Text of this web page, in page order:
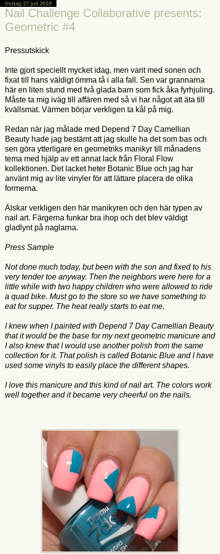
fredag 27 juli 2018
Nail Challenge Collaborative presents:
Geometric #4
Pressutskick
Inte gjort speciellt mycket idag, men varit med sonen och
fixat till hans väldigt ömma tå i alla fall. Sen var grannarna
här en liten stund med två glada barn som fick åka fyrhjuling.
Måste ta mig iväg till affären med så vi har något att äta till
kvällsmat. Värmen börjar verkligen ta kål på mig.
Redan när jag målade med Depend 7 Day Camellian
Beauty hade jag bestämt att jag skulle ha det som bas och
sen göra ytterligare en geometriks manikyr till månadens
tema med hjälp av ett annat lack från Floral Flow
kollektionen. Det lacket heter Botanic Blue och jag har
använt mig av lite vinyler för att lättare placera de olika
formerna.
Älskar verkligen den här manikyren och den här typen av
nail art. Färgerna funkar bra ihop och det blev väldigt
gladlynt på naglarna.
Press Sample
Not done much today, but been with the son and fixed to his
very tender toe anyway. Then the neighbors were here for a
little while with two happy children who were allowed to ride
a quad bike. Must go to the store so we have something to
eat for supper. The heat really starts to eat me.
I knew when I painted with Depend 7 Day Camellian Beauty
that it would be the base for my next geometric manicure and
I also knew that I would use another polish from the same
collection for it. That polish is called Botanic Blue and I have
used some vinyls to easily place the different shapes.
I love this manicure and this kind of nail art. The colors work
well together and it became very cheerful on the nails.